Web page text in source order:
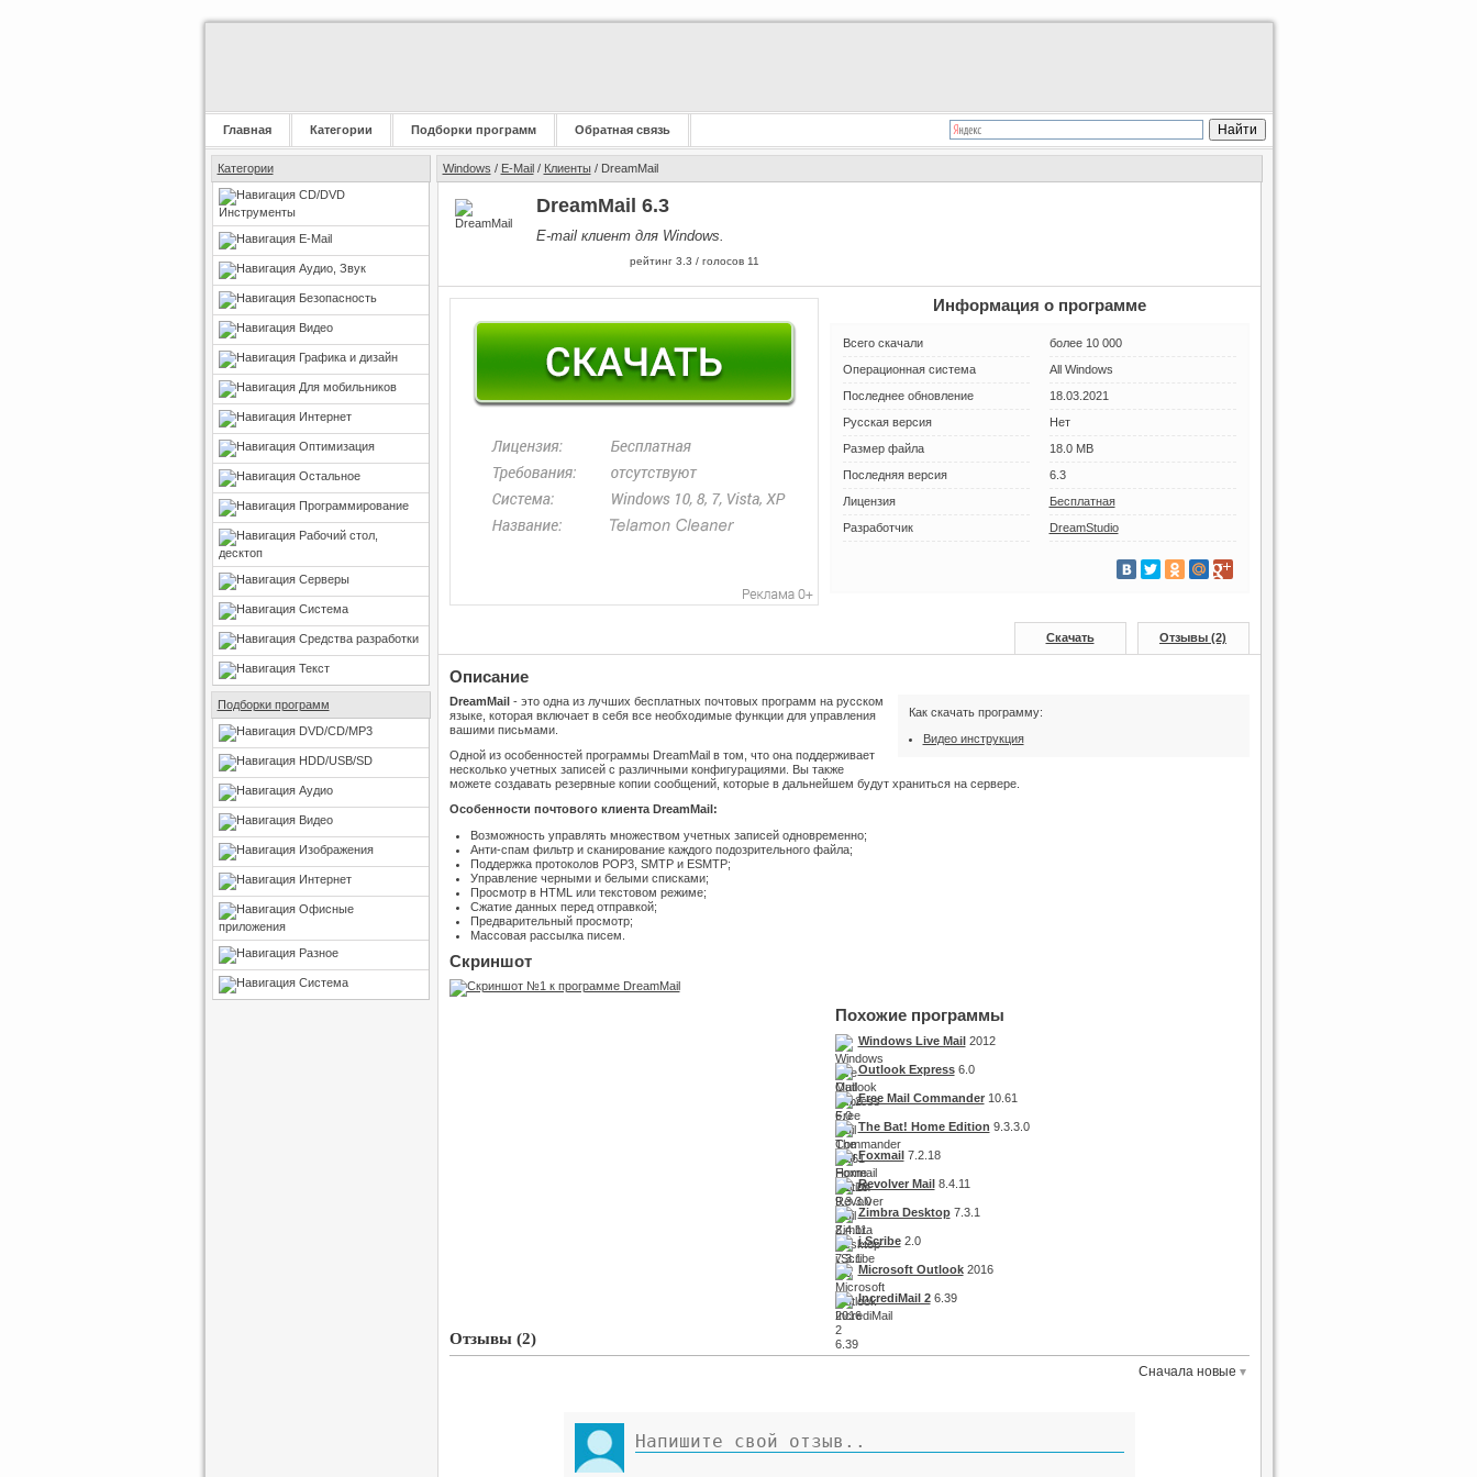
Главная Категории Подборки программ Обратная связь
Категории
CD/DVD
Инструменты
E-Mail
Аудио, Звук
Безопасность
Видео
Графика и дизайн
Для мобильников
Интернет
Оптимизация
Остальное
Программирование
Рабочий стол,
десктоп
Серверы
Система
Средства разработки
Текст
Подборки программ
DVD/CD/MP3
HDD/USB/SD
Аудио
Видео
Изображения
Интернет
Офисные
приложения
Разное
Система
Windows / E-Mail/ Клиенты/ DreamMail
DreamMail 6.3
E-mail клиент для Windows.
рейтинг 3.3 / голосов 11
Информация о программе
Всего скачали
более 10 000
Операционная система
All Windows
Последнее обновление
18.03.2021
Русская версия
Нет
Размер файла
18.0 MB
Последняя версия
6.3
Лицензия
Бесплатная
Разработчик
DreamStudio
Отзывы (2)
Скачать
Описание
Как скачать программу:
Видео инструкция
DreamMail- это одна из лучших бесплатных почтовых программ на русском
языке, которая включает в себя все необходимые функции для управления
вашими письмами.
Одной из особенностей программы DreamMail в том, что она поддерживает
несколько учетных записей с различными конфигурациями. Вы также
можете создавать резервные копии сообщений, которые в дальнейшем будут храниться на сервере.
Особенности почтового клиента DreamMail:
Возможность управлять множеством учетных записей одновременно;
Анти-спам фильтр и сканирование каждого подозрительного файла;
Поддержка протоколов POP3, SMTP и ESMTP;
Управление черными и белыми списками;
Просмотр в HTML или текстовом режиме;
Сжатие данных перед отправкой;
Предварительный просмотр;
Массовая рассылка писем.
Скриншот
Похожие программы
Windows Live Mail2012
Outlook Express6.0
Free Mail Commander10.61
The Bat! Home Edition 9.3.3.0
Foxmail7.2.18
Revolver Mail8.4.11
Zimbra Desktop7.3.1
i.Scribe2.0
Microsoft Outlook2016
IncrediMail 26.39
Отзывы (2)
Сначала новые